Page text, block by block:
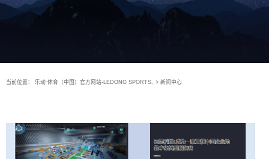
当前位置： 乐动·体育（中国）官方网站-LEDONG SPORTS, > 新闻中心